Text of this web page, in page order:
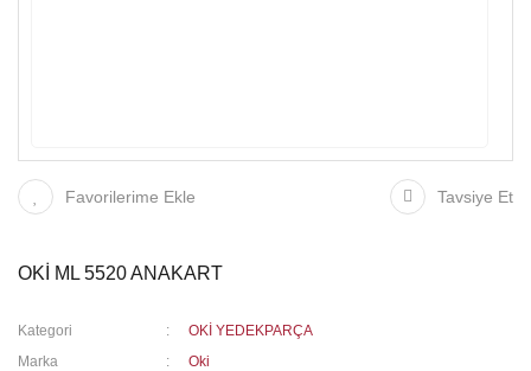
Favorilerime Ekle Tavsiye Et
OKİ ML 5520 ANAKART
Kategori
OKİ YEDEKPARÇA
Marka
Oki